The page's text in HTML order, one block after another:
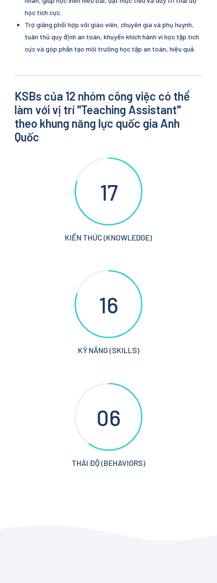
học tích cực.
Trợ giảng phối hợp với giáo viên, chuyên gia và phụ huynh,
tuân thủ quy định an toàn, khuyến khích hành vi học tập tích
cực và góp phần tạo môi trường học tập an toàn, hiệu quả.
KSBs của 12 nhóm công việc có thể
làm với vị trí "Teaching Assistant"
theo khung năng lực quốc gia Anh
Quốc
17
KIẾN THỨC (KNOWLEDGE)
16
KỸ NĂNG (SKILLS)
06
THÁI ĐỘ (BEHAVIORS)